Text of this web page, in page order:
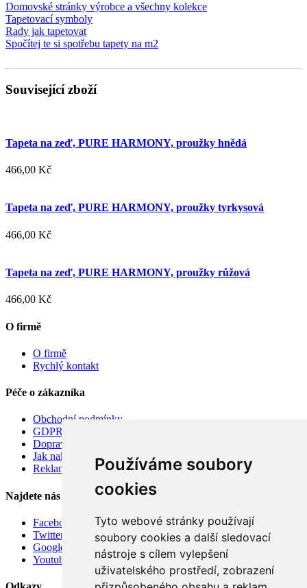
Používáme soubory
cookies
Tyto webové stránky používají
soubory cookies a další sledovací
nástroje s cílem vylepšení
uživatelského prostředí, zobrazení
Domovské stránky výrobce a všechny kolekce
Tapetovací symboly
Rady jak tapetovat
Spočítej te si spotřebu tapety na m2
Související zboží
Tapeta na zeď, PURE HARMONY, proužky hnědá
466,00 Kč
Tapeta na zeď, PURE HARMONY, proužky tyrkysová
466,00 Kč
Tapeta na zeď, PURE HARMONY, proužky růžová
466,00 Kč
O firmě
O firmě
Rychlý kontakt
Péče o zákazníka
Obchodní podmínky
GDPR
Doprava
Jak nakupovat
Reklamace
Najdete nás
Facebook
Twitter
Google
Youtube